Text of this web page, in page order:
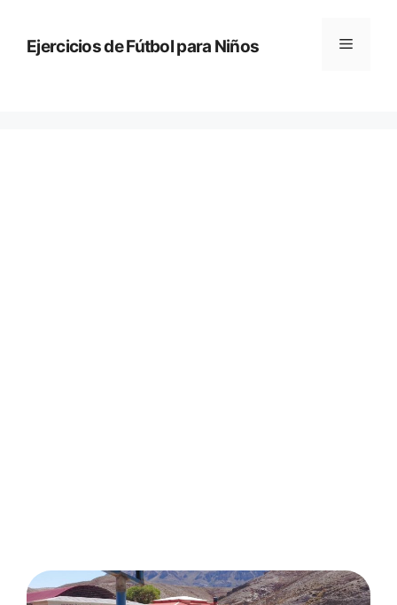
contenido
Ejercicios de Fútbol para Niños Menú